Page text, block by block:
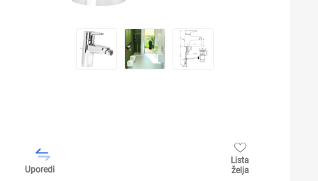
Uporedi
Lista
želja